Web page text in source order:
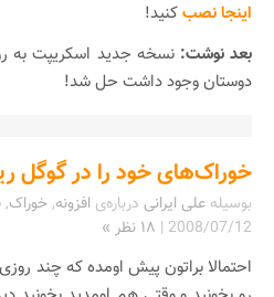
اینجا نصبکنید!
بعد نوشت: نسخه جدید اسکریپت به
دوستان وجود داشت حل شد!
خوراک‌های خود را در گوگل
بوسیله علی ایرانی درباره‌ی افزونه,خوراک,
2008/07/12
| ۱۸ نظر »